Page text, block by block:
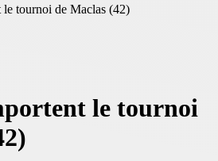
tournoi de Maclas (42)
le tournoi